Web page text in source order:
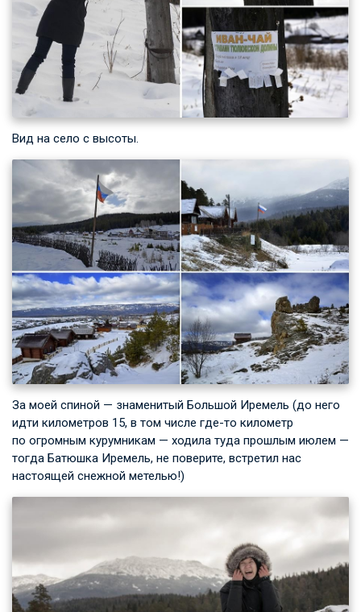
Вид на село с высоты.
За моей спиной — знаменитый Большой Иремель (до него
идти километров 15, в том числе где-то километр
по огромным курумникам — ходила туда прошлым июлем —
тогда Батюшка Иремель, не поверите, встретил нас
настоящей снежной метелью!)